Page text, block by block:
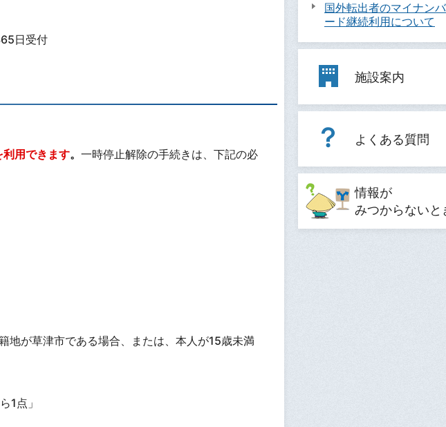
日受付
用できます。 一時停止解除の手続きは、下記の必
地が草津市である場合、または、本人が15歳未満
1点」
国外転出者のマイナン
ード継続利用について
施設案内
よくある質問
情報が
みつからないと